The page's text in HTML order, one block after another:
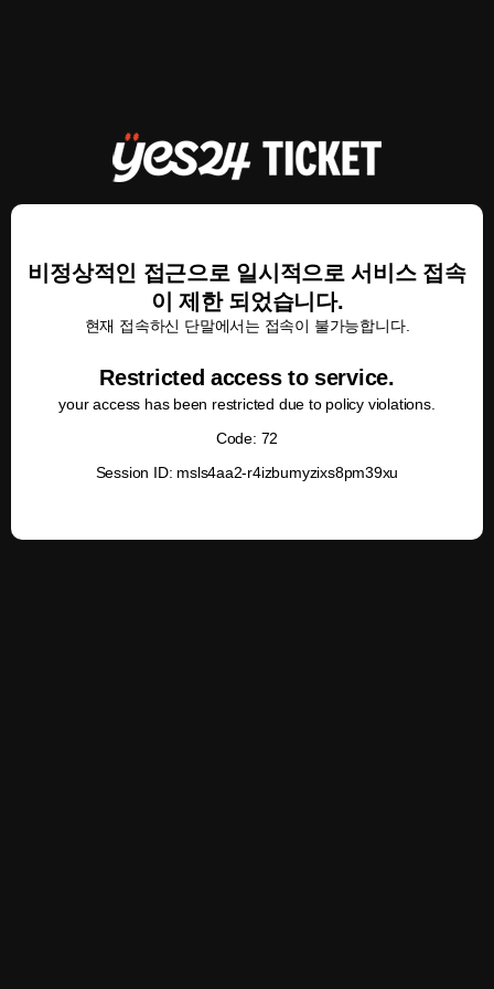
비정상적인 접근으로 일시적으로 서비스 접속
이 제한 되었습니다.
현재 접속하신 단말에서는 접속이 불가능합니다.
Restricted access to service.
your access has been restricted due to policy violations.
Code: 72
Session ID: msls4aa2-r4izbumyzixs8pm39xu